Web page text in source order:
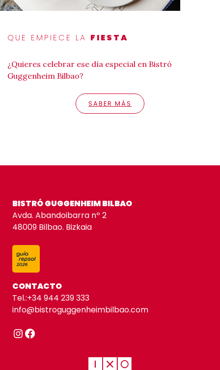
QUE EMPIECE LA FIESTA
¿Quieres celebrar ese día especial en Bistró
Guggenheim Bilbao?
SABER MÁS
BISTRÓ GUGGENHEIM BILBAO
Avda. Abandoibarra nº 2
48009 Bilbao. Bizkaia
CONTACTO
Tel.:+34 944 239 333
info@bistroguggenheimbilbao.com
Instagram
Facebook